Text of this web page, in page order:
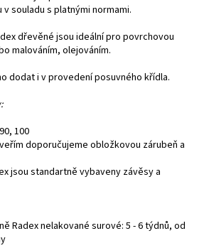
v souladu s platnými normami.
dřevěné jsou ideální pro povrchovou
malováním, olejováním.
dodat i v provedení posuvného křídla.
100
doporučujeme obložkovou zárubeň a
jsou standartně vybaveny závěsy a
Radex nelakované surové: 5 - 6 týdnů, od